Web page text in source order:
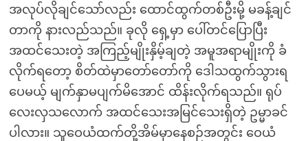
အလုပ်လိုချင်သော်လည်း ထောင်ထွက်တစ်ဦးမို့ မခန့်ချင်
တာကို နားလည်သည်။ ခုလို ရှေ့မှာ ပေါ်တင်ပြောပြီး
အထင်သေးတဲ့ အကြည့်မျိုးနှိမ့်ချတဲ့ အမူအရာမျိုးကို ခံ
လိုက်ရတော့ စိတ်ထဲမှာတော်တော်ကို ဒေါသထွက်သွားရ
ပေမယ့် မျက်နှာမပျက်မိအောင် ထိန်းလိုက်ရသည်။ ရုပ်
လေးလှသလောက် အထင်သေးအမြင်သေးရှိတဲ့ ဥမ္မာခင်
ပါလား။ သူဝေယံထက်တို့အိမ်မှာနေစဉ်အတွင်း ဝေယံ